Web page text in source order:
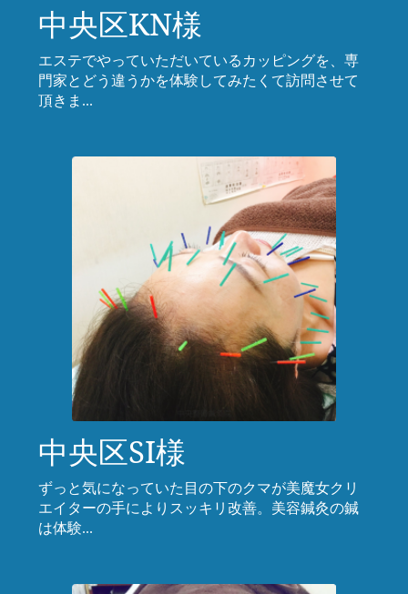
中央区KN様
エステでやっていただいているカッピングを、専
門家とどう違うかを体験してみたくて訪問させて
頂きま...
中央区SI様
ずっと気になっていた目の下のクマが美魔女クリ
エイターの手によりスッキリ改善。美容鍼灸の鍼
は体験...